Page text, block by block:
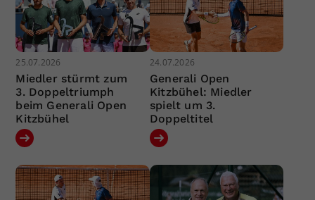
25.07.2026
Miedler stürmt zum
3. Doppeltriumph
beim Generali Open
Kitzbühel
24.07.2026
Generali Open
Kitzbühel: Miedler
spielt um 3.
Doppeltitel